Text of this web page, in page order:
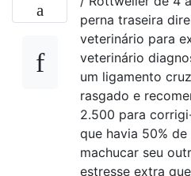
perna traseira
veterinário para
veterinário
um ligamento
rasgado e
2.500 para
que havia 50%
machucar seu
estresse extra